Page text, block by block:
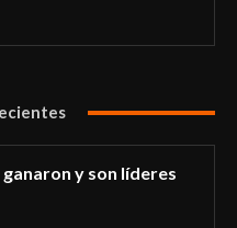
y son líderes